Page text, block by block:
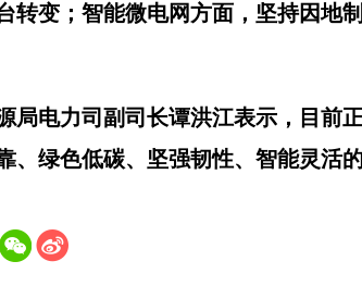
转变；智能微电网方面，坚持因地
局电力司副司长谭洪江表示，目前
、绿色低碳、坚强韧性、智能灵活的